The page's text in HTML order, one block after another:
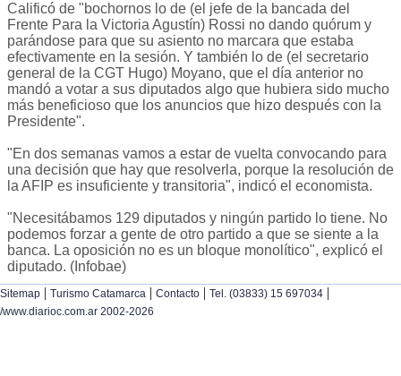
Calificó de "bochornos lo de (el jefe de la bancada del
Frente Para la Victoria Agustín) Rossi no dando quórum y
parándose para que su asiento no marcara que estaba
efectivamente en la sesión. Y también lo de (el secretario
general de la CGT Hugo) Moyano, que el día anterior no
mandó a votar a sus diputados algo que hubiera sido mucho
más beneficioso que los anuncios que hizo después con la
Presidente".
"En dos semanas vamos a estar de vuelta convocando para
una decisión que hay que resolverla, porque la resolución de
la AFIP es insuficiente y transitoria", indicó el economista.
"Necesitábamos 129 diputados y ningún partido lo tiene. No
podemos forzar a gente de otro partido a que se siente a la
banca. La oposición no es un bloque monolítico", explicó el
diputado. (Infobae)
Sitemap | Turismo Catamarca | Contacto | Tel. (03833) 15 697034 |
/www.diarioc.com.ar 2002-2026